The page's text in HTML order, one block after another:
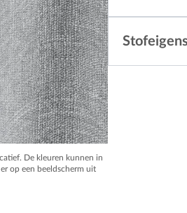
De kleuren kunnen in
op een beeldscherm uit